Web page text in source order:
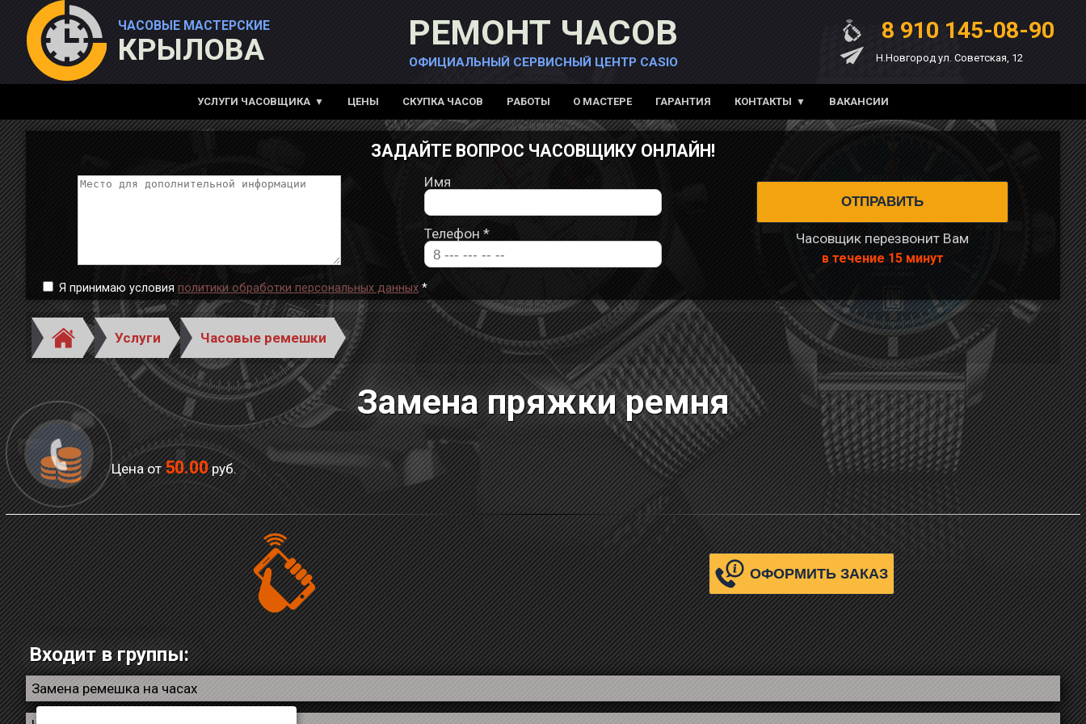
ЧАСОВЫЕ МАСТЕРСКИЕ
КРЫЛОВА РЕМОНТ ЧАСОВ
ОФИЦИАЛЬНЫЙ СЕРВИСНЫЙ ЦЕНТР CASIO
8 910 145-08-90
Н.Новгород ул. Советская, 12
УСЛУГИ ЧАСОВЩИКА ЦЕНЫ СКУПКА ЧАСОВ РАБОТЫ О МАСТЕРЕ ГАРАНТИЯ КОНТАКТЫ ВАКАНСИИ
ЗАДАЙТЕ ВОПРОС ЧАСОВЩИКУ ОНЛАЙН!
Имя
Телефон * Часовщик перезвонит Вам
в течение 15 минут
Я принимаю условияполитики обработки персональных данных *
Услуги Часовые ремешки
Замена пряжки ремня
Цена от 50.00 руб.
ОФОРМИТЬ ЗАКАЗ
Входит в группы:
Замена ремешка на часах